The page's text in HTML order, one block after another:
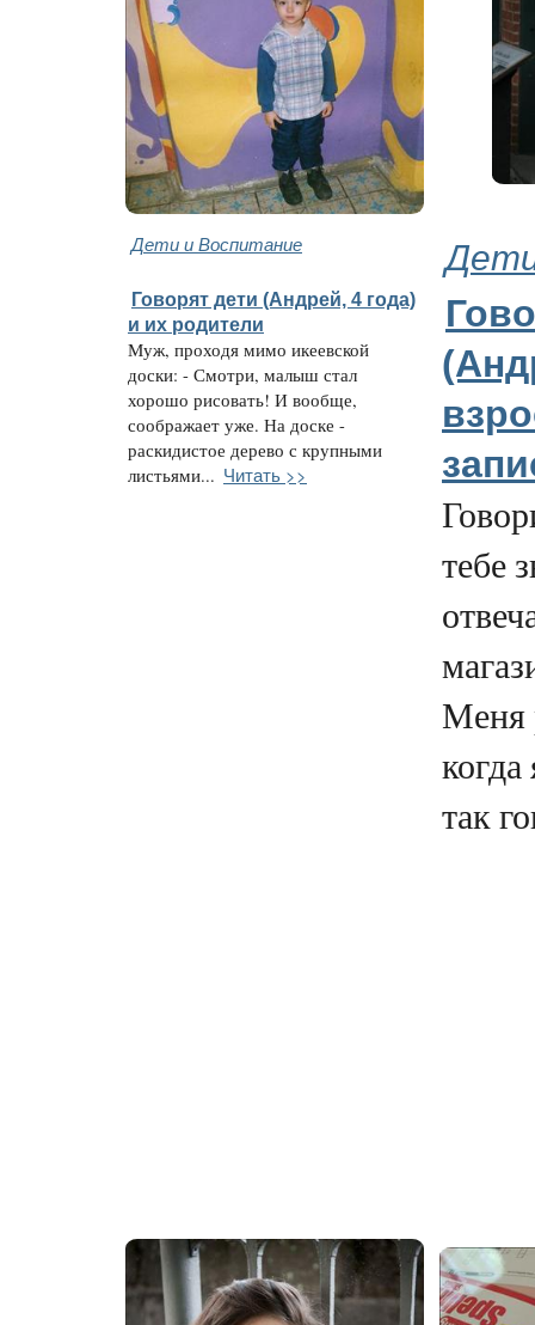
Дети и Воспитание
Говорят дети (Андрей, 4 года)
и их родители
Муж, проходя мимо икеевской
доски: - Смотри, малыш стал
хорошо рисовать! И вообще,
соображает уже. На доске -
раскидистое дерево с крупными
листьями... Читать >>
тебе
Меня
так